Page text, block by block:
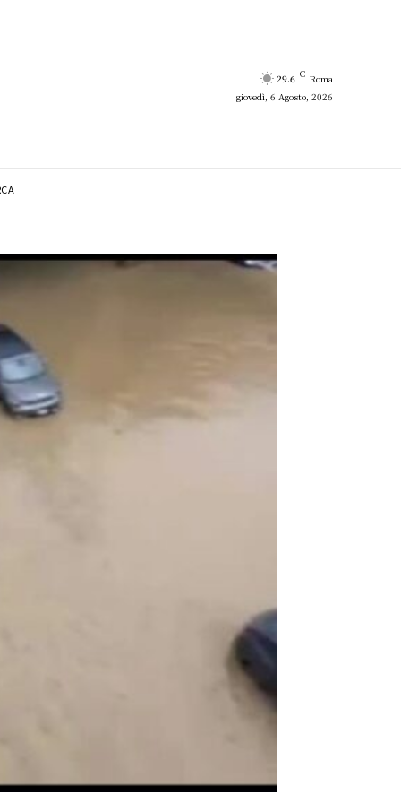
29.6 C Roma
giovedì, 6 Agosto, 2026